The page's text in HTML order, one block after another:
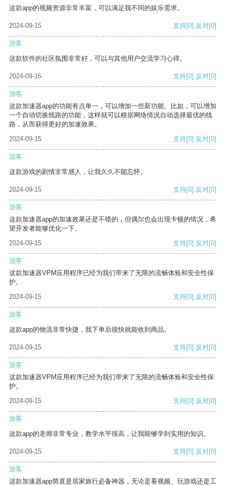
这款app的视频资源非常丰富，可以满足我不同的娱乐需求。
2024-09-15 支持[0] 反对[0]
游客
这款软件的社区氛围非常好，可以与其他用户交流学习心得。
2024-09-15 支持[0] 反对[0]
游客
这款加速器app的功能有点单一，可以增加一些新功能。比如，可以增加
一个自动切换线路的功能，这样就可以根据网络情况自动选择最优的线
路，从而获得更好的加速效果。
2024-09-15
支持[0] 反对[0]
游客
这款游戏的剧情非常感人，让我久久不能忘怀。
2024-09-15 支持[0] 反对[0]
游客
这款加速器app的加速效果还是不错的，但偶尔也会出现卡顿的情况，希
望开发者能够优化一下。
2024-09-15
支持[0] 反对[0]
游客
这款加速器VPM应用程序已经为我们带来了无限的流畅体验和安全性保
护。
2024-09-15
支持[0] 反对[0]
游客
这款app的物流非常快捷，我下单后很快就能收到商品。
2024-09-15 支持[0] 反对[0]
游客
这款加速器VPM应用程序已经为我们带来了无限的流畅体验和安全性保
护。
2024-09-15
支持[0] 反对[0]
游客
这款app的老师非常专业，教学水平很高，让我能够学到实用的知识。
2024-09-15 支持[0] 反对[0]
游客
这款加速器app简直是居家旅行必备神器，无论是看视频、玩游戏还是工